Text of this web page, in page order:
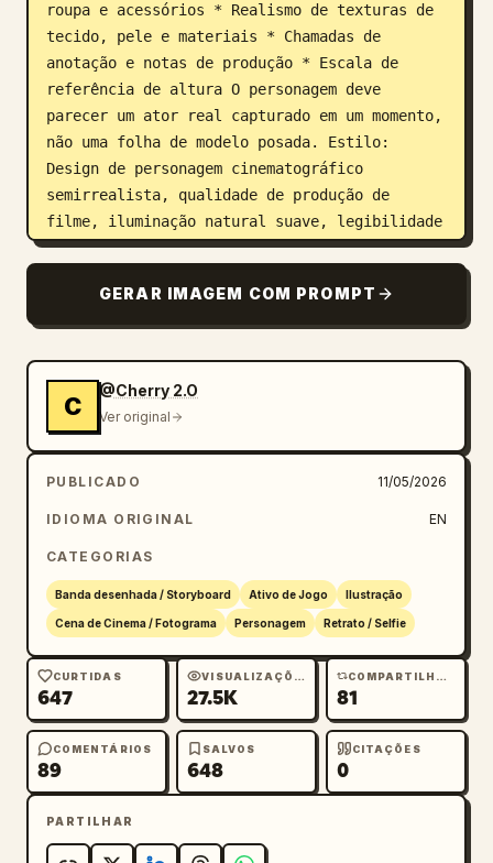
roupa e acessórios * Realismo de texturas de
tecido, pele e materiais * Chamadas de
anotação e notas de produção * Escala de
referência de altura O personagem deve
parecer um ator real capturado em um momento,
não uma folha de modelo posada. Estilo:
Design de personagem cinematográfico
semirrealista, qualidade de produção de
filme, iluminação natural suave, legibilidade
emocional, exagero sutil, materiais
estética de apresentação de estúdio premium.
Importante: Mantenha consistência rigorosa no
em todos os ângulos e seções.
GERAR IMAGEM COM PROMPT
C
@Cherry 2.O
Ver original
PUBLICADO 11/05/2026
IDIOMA ORIGINAL EN
CATEGORIAS
Banda desenhada / Storyboard Ativo de Jogo Ilustração
Cena de Cinema / Fotograma Personagem Retrato / Selfie
CURTIDAS
647
VISUALIZAÇÕES
27.5K
COMPARTILHAMENTOS
81
COMENTÁRIOS
89
SALVOS
648
CITAÇÕES
0
PARTILHAR